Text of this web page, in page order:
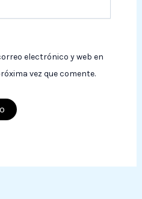
electrónico y web en
vez que comente.